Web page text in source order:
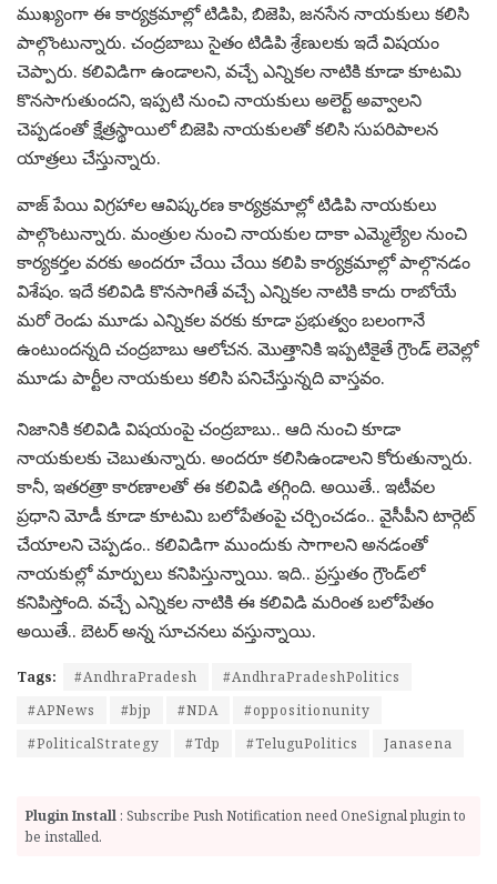
ముఖ్యంగా ఈ కార్యక్రమాల్లో టిడిపి, బిజెపి, జనసేన నాయకులు కలిసి
పాల్గొంటున్నారు. చంద్రబాబు సైతం టిడిపి శ్రేణులకు ఇదే విషయం
చెప్పారు. కలివిడిగా ఉండాలని, వచ్చే ఎన్నికల నాటికి కూడా కూటమి
కొనసాగుతుందని, ఇప్పటి నుంచి నాయకులు అలెర్ట్ అవ్వాలని
చెప్పడంతో క్షేత్రస్థాయిలో బిజెపి నాయకులతో కలిసి సుపరిపాలన
యాత్రలు చేస్తున్నారు.
వాజ్ పేయి విగ్రహాల ఆవిష్కరణ కార్యక్రమాల్లో టిడిపి నాయకులు
పాల్గొంటున్నారు. మంత్రుల నుంచి నాయకుల దాకా ఎమ్మెల్యేల నుంచి
కార్యకర్తల వరకు అందరూ చేయి చేయి కలిపి కార్యక్రమాల్లో పాల్గొనడం
విశేషం. ఇదే కలివిడి కొనసాగితే వచ్చే ఎన్నికల నాటికి కాదు రాబోయే
మరో రెండు మూడు ఎన్నికల వరకు కూడా ప్రభుత్వం బలంగానే
ఉంటుందన్నది చంద్రబాబు ఆలోచన. మొత్తానికి ఇప్పటికైతే గ్రౌండ్ లెవెల్లో
మూడు పార్టీల నాయకులు కలిసి పనిచేస్తున్నది వాస్తవం.
నిజానికి క‌లివిడి విష‌యంపై చంద్ర‌బాబు.. ఆది నుంచి కూడా
నాయ‌కుల‌కు చెబుతున్నారు. అంద‌రూ క‌లిసిఉండాల‌ని కోరుతున్నారు.
కానీ, ఇత‌ర‌త్రా కార‌ణాల‌తో ఈ క‌లివిడి త‌గ్గింది. అయితే.. ఇటీవ‌ల
ప్ర‌ధాని మోడీ కూడా కూట‌మి బ‌లోపేతంపై చ‌ర్చించ‌డం.. వైసీపీని టార్గెట్
చేయాల‌ని చెప్ప‌డం.. క‌లివిడిగా ముందుకు సాగాల‌ని అన‌డంతో
నాయ‌కుల్లో మార్పులు క‌నిపిస్తున్నాయి. ఇది.. ప్ర‌స్తుతం గ్రౌండ్‌లో
క‌నిపిస్తోంది. వ‌చ్చే ఎన్నిక‌ల నాటికి ఈ క‌లివిడి మ‌రింత బ‌లోపేతం
అయితే.. బెట‌ర్ అన్న సూచ‌న‌లు వ‌స్తున్నాయి.
Tags: #AndhraPradesh
#AndhraPradeshPolitics
#APNews
#bjp #NDA
#oppositionunity
#PoliticalStrategy
#Tdp #TeluguPolitics Janasena
Plugin Install : Subscribe Push Notification need OneSignal plugin to
be installed.